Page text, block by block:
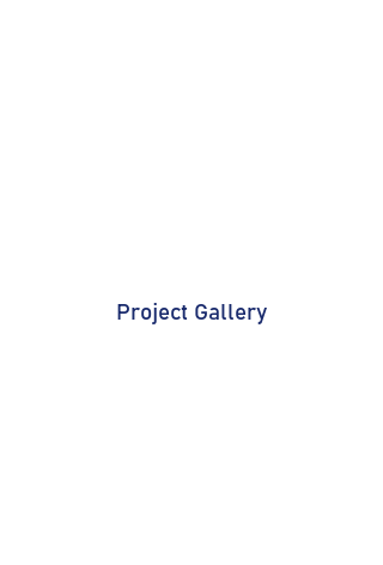
Project Gallery